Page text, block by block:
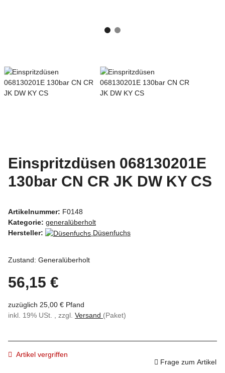
Einspritzdüsen 068130201E
130bar CN CR JK DW KY CS
Artikelnummer: F0148
Kategorie: generalüberholt
Hersteller:
Düsenfuchs
Zustand: Generalüberholt
56,15 €
zuzüglich 25,00 € Pfand
inkl. 19% USt. , zzgl. Versand (Paket)
Artikel vergriffen
Frage zum Artikel